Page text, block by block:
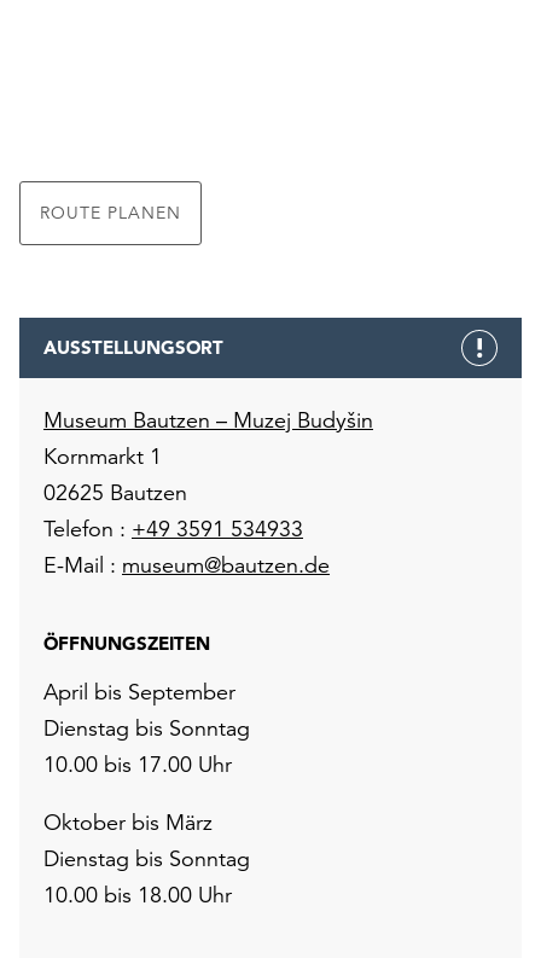
ROUTE PLANEN
AUSSTELLUNGSORT
Museum Bautzen – Muzej Budyšin
Kornmarkt 1
02625 Bautzen
Telefon : +49 3591 534933
E-Mail : museum@bautzen.de
ÖFFNUNGSZEITEN
April bis September
Dienstag bis Sonntag
10.00 bis 17.00 Uhr
Oktober bis März
Dienstag bis Sonntag
10.00 bis 18.00 Uhr